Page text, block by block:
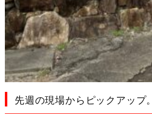
先週の現場からピックアップ。